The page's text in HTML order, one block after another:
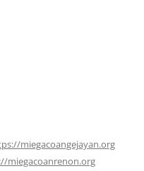
miegacoangejayan.org
miegacoanrenon.org